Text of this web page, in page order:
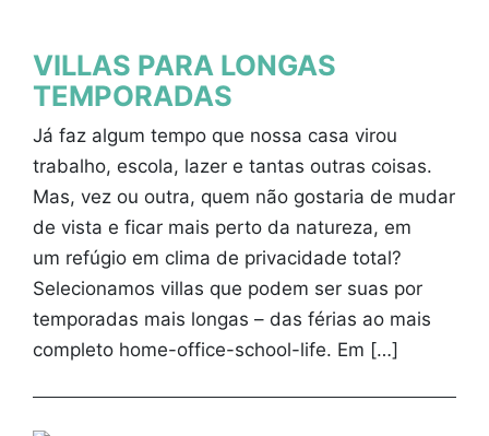
VILLAS PARA LONGAS
TEMPORADAS
Já faz algum tempo que nossa casa virou
trabalho, escola, lazer e tantas outras coisas.
Mas, vez ou outra, quem não gostaria de mudar
de vista e ficar mais perto da natureza, em
um refúgio em clima de privacidade total?
Selecionamos villas que podem ser suas por
temporadas mais longas – das férias ao mais
completo home-office-school-life. Em […]